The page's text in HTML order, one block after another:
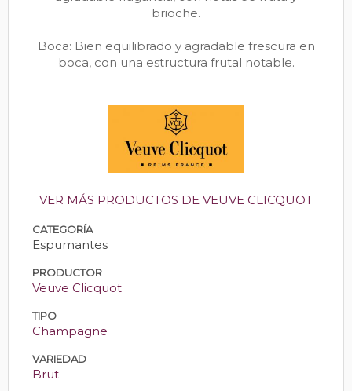
brioche.
Boca: Bien equilibrado y agradable frescura en
boca, con una estructura frutal notable.
VER MÁS PRODUCTOS DE VEUVE CLICQUOT
CATEGORÍA
Espumantes
PRODUCTOR
Veuve Clicquot
TIPO
Champagne
VARIEDAD
Brut